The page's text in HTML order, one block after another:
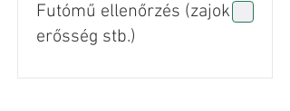
Futómű ellenőrzés (zajok +
erősség stb.)